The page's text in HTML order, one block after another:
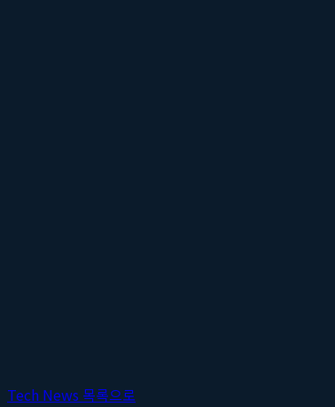
Tech News 목록으로